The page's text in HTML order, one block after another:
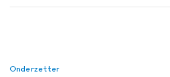
Onderzetter